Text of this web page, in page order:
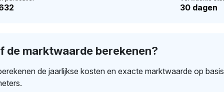
30 dagen
de marktwaarde berekenen?
de jaarlijkse kosten en exacte marktwaarde op